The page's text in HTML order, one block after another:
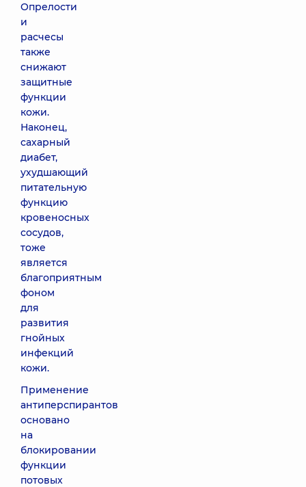
Опрелости
и
расчесы
также
снижают
защитные
функции
кожи.
Наконец,
сахарный
диабет,
ухудшающий
питательную
функцию
кровеносных
сосудов,
тоже
является
благоприятным
фоном
для
развития
гнойных
инфекций
кожи.
Применение
антиперспирантов
основано
на
блокировании
функции
потовых